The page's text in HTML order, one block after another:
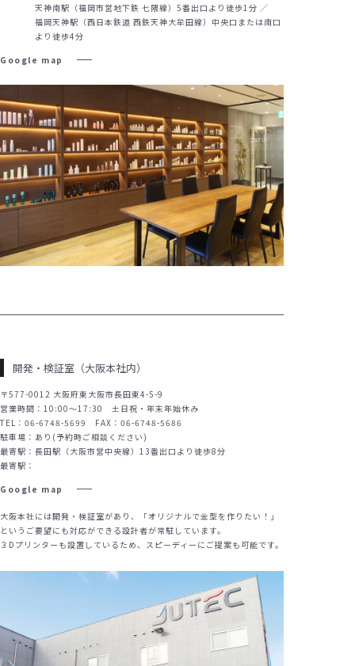
天神南駅（福岡市営地下鉄 七隈線）5番出口より徒歩1分 ／
福岡天神駅（西日本鉄道 西鉄天神大牟田線）中央口または南口
より徒歩4分
Google map
開発・検証室（大阪本社内）
〒577-0012 大阪府東大阪市長田東4-5-9
営業時間：10:00～17:30 土日祝・年末年始休み
TEL：06-6748-5699 FAX：06-6748-5686
駐車場：あり(予約時ご相談ください)
最寄駅：長田駅（大阪市営中央線）13番出口より徒歩8分
最寄駅：
Google map
大阪本社には開発・検証室があり、「オリジナルで金型を作りたい！」
というご要望にも対応ができる設計者が常駐しています。
３Dプリンターも設置しているため、スピーディーにご提案も可能です。